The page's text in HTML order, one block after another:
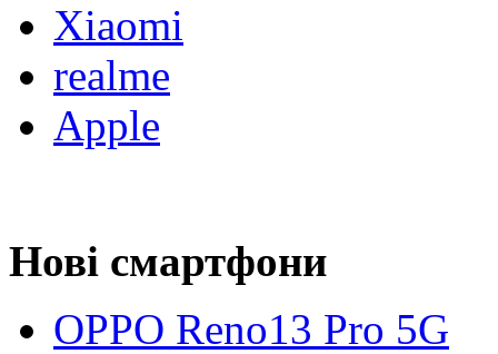
Xiaomi
realme
Apple
Нові смартфони
OPPO Reno13 Pro 5G